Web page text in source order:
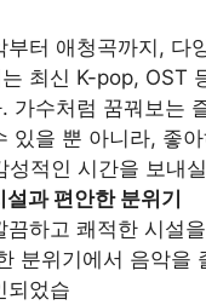
부터 애청곡까지, 다
최신 K-pop, OST
가수처럼 꿈꿔보는
있을 뿐 아니라, 좋
성적인 시간을 보내
과 편안한 분위기
끔하고 쾌적한 시설
분위기에서 음악을
되었습